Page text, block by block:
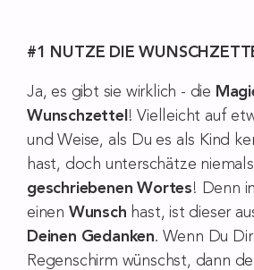
#1 NUTZE DIE
Ja, es gibt sie wirklich - die
Wunschzettel ! Vielleicht auf
und Weise, als Du es als Kind
hast, doch unterschätze
geschriebenen Wortes! Denn
einen Wunsch hast, ist dieser
Deinen Gedanken. Wenn Du
Regenschirm wünschst, dann